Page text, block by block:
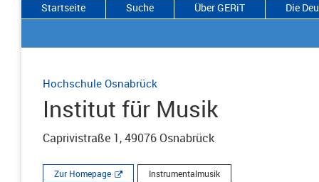
Startseite Suche Über GERiT Die
Hochschule Osnabrück
Institut für Musik
Caprivistraße 1, 49076 Osnabrück
Zur Homepage Instrumentalmusik